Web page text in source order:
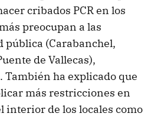
cribados PCR en los
preocupan a las
pública (Carabanchel,
de Vallecas),
También ha explicado que
más restricciones en
interior de los locales como